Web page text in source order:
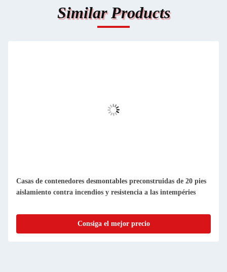
Similar Products
Casas de contenedores prefabricadas compactas y
desmontables, fáciles de limpiar y a prueba de polvo
Consiga el mejor precio